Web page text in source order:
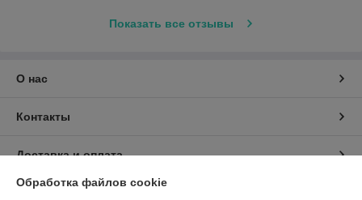
Показать все отзывы
О нас
Контакты
Доставка и оплата
График работы
Обработка файлов cookie